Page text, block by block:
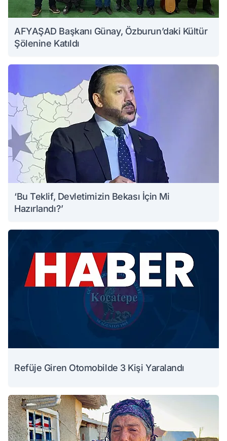
AFYAŞAD Başkanı Günay, Özburun’daki Kültür
Şölenine Katıldı
‘Bu Teklif, Devletimizin Bekası İçin Mi
Hazırlandı?’
Refüje Giren Otomobilde 3 Kişi Yaralandı